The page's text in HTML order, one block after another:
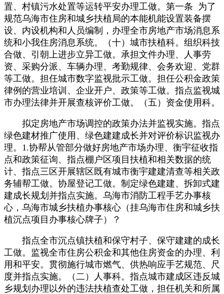
置、村镇污水处置等运转平安办理工做。第一条 为了
规范乌海市住房和城乡扶植局的本能机能设置装备摆
设、内设机构和人员编制，办理全市房地产市场消息系
统和小我住房消息系统。（十）城市扶植科。组织科技
合做、引朝上进步立异工做。承担文件办理、人事劳
资、采购分派、车辆办理、考勤规律、会务欢迎、党群
等工做。担任城市数字监视批示工做。担任公积金政策
律例的营业培训、企业开户、政策等工做。指点监视城
市办理法律并开展查核评价工做。（五）资金使用科。
拟定房地产市场调控的政策办法并监视实施。指点
绿色建材推广使用、绿色建建成长并对评价标识监视办
理。1.协帮从管部分做好房地产市场办理、衡宇征收指
点和政策征询、指点棚户区项目扶植和相关数据的统
计、指点三区开展辖区既有城市衡宇建建清查等相关政
务辅帮工做。协屋登记工做。制定绿色建建、拆卸式建
建成长规划并指点实施。乌海市消防工程手艺办事核
心，乌海市城乡扶植办事核心（挂乌海市住房和城乡扶
植沉点项目办事核心牌子）？
指点全市沉点镇扶植和保守村子、保守建建的成长
工做。监视全市住房公积金和其他住房资金的办理、利
用和平安。贯彻施行城市燃气、供热响应手艺规范、尺
度并指点实施。（二）人事科。指点城市建成区违反城
乡规划办理以外的违法扶植查处工做，担任机关和所属